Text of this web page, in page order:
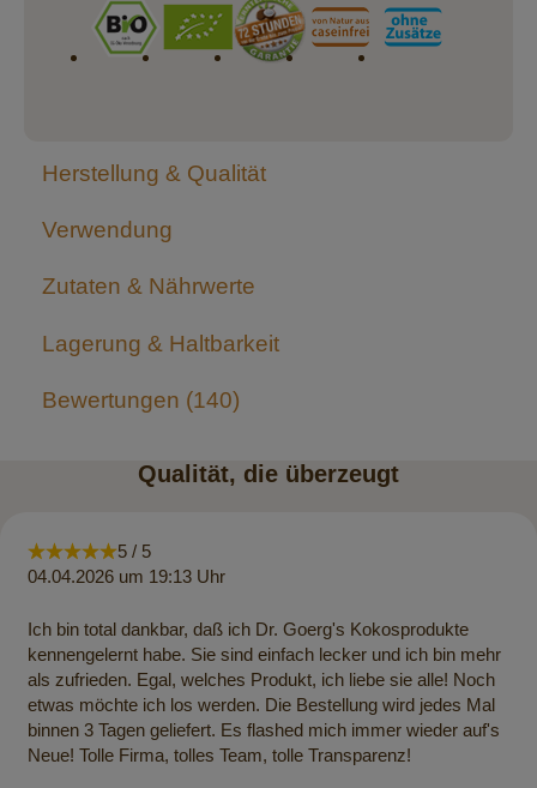
Herstellung & Qualität
Verwendung
Zutaten & Nährwerte
Lagerung & Haltbarkeit
Bewertungen 140
Qualität, die überzeugt
5 / 5
04.04.2026 um 19:13 Uhr
Ich bin total dankbar, daß ich Dr. Goerg's Kokosprodukte
kennengelernt habe. Sie sind einfach lecker und ich bin mehr
als zufrieden. Egal, welches Produkt, ich liebe sie alle! Noch
etwas möchte ich los werden. Die Bestellung wird jedes Mal
binnen 3 Tagen geliefert. Es flashed mich immer wieder auf's
Neue! Tolle Firma, tolles Team, tolle Transparenz!